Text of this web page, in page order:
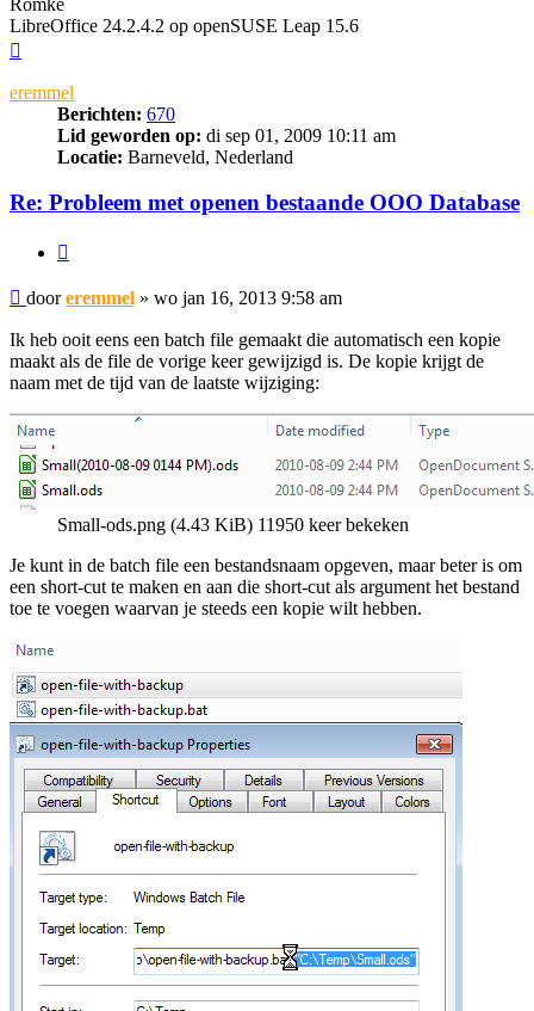
LibreOffice 24.2.4.2 op openSUSE Leap 15.6
eremmel
Berichten: 670
Lid geworden op: di sep 01, 2009 10:11 am
Locatie: Barneveld, Nederland
Re: Probleem met openen bestaande OOO Database
Bericht
dooreremmel » wo jan 16, 2013 9:58 am
Ik heb ooit eens een batch file gemaakt die automatisch een kopie
maakt als de file de vorige keer gewijzigd is. De kopie krijgt de
naam met de tijd van de laatste wijziging:
Small-ods.png (4.43 KiB) 11950 keer bekeken
Je kunt in de batch file een bestandsnaam opgeven, maar beter is om
een short-cut te maken en aan die short-cut als argument het bestand
toe te voegen waarvan je steeds een kopie wilt hebben.